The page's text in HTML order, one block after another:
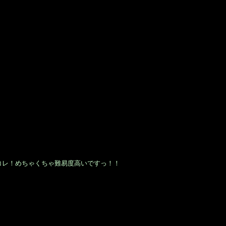
！めちゃくちゃ難易度高いですっ！！